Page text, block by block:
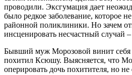
проводили. Эксгумация дает
было редкое заболевание, которое
районной поликлиники. Но зачем
инсценировать несчастный случай –
Бывший муж Морозовой винит себя
похитил Ксюшу. Выясняется, что
оперировать дочь похитителя, но